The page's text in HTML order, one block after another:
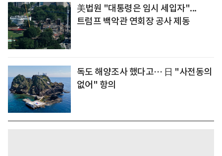
美법원 "대통령은 임시 세입자"...
트럼프 백악관 연회장 공사 제동
독도 해양조사 했다고… 日 "사전동의
없어" 항의